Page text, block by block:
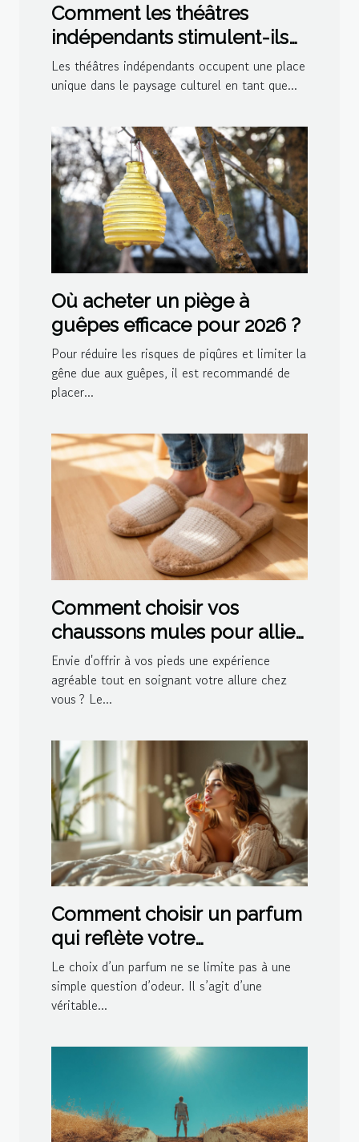
Comment les théâtres
indépendants stimulent-ils
la créativité culturelle ?
Les théâtres indépendants occupent une place
unique dans le paysage culturel en tant que...
Où acheter un piège à
guêpes efficace pour 2026 ?
Pour réduire les risques de piqûres et limiter la
gêne due aux guêpes, il est recommandé de
placer...
Comment choisir vos
chaussons mules pour allier
confort et style ?
Envie d'offrir à vos pieds une expérience
agréable tout en soignant votre allure chez
vous ? Le...
Comment choisir un parfum
qui reflète votre
personnalité?
Le choix d’un parfum ne se limite pas à une
simple question d’odeur. Il s’agit d’une
véritable...